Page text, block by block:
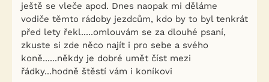
ještě se vleče apod. Dnes naopak mi děláme
vodiče těmto rádoby jezdcům, kdo by to byl tenkrát
před lety řekl.....omlouvám se za dlouhé psaní,
zkuste si zde něco najít i pro sebe a svého
koně......někdy je dobré umět číst mezi
řádky...hodně štěstí vám i koníkovi